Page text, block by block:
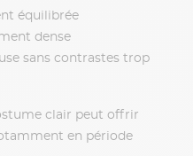
équilibrée
dense
sans contrastes trop
clair peut offrir
en période